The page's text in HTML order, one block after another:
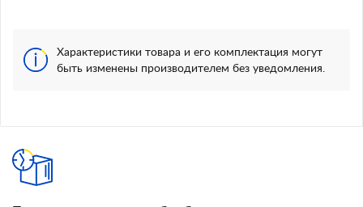
Характеристики товара и его комплектация могут
быть изменены производителем без уведомления.